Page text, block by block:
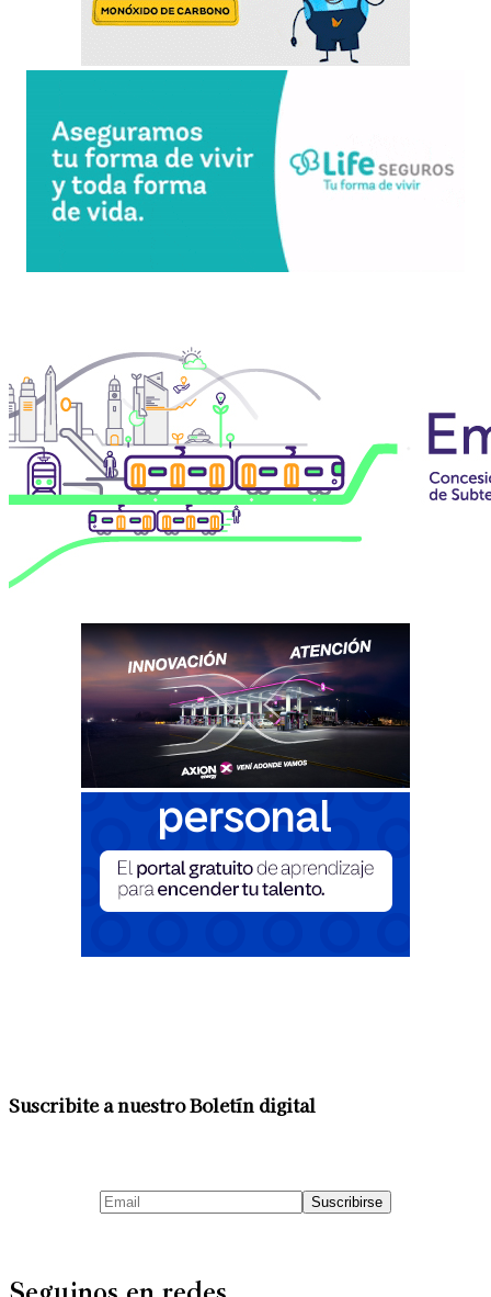
Suscribite a nuestro Boletín digital